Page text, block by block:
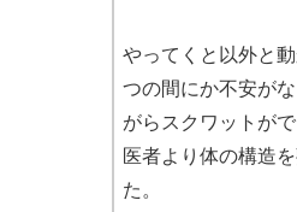
やってくと以外と
つの間にか不安が
がらスクワットがで
医者より体の構造
た。